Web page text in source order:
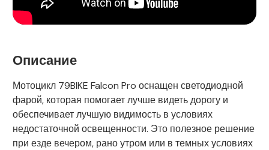
Описание
Мотоцикл 79BIKE Falcon Pro оснащен светодиодной
фарой, которая помогает лучше видеть дорогу и
обеспечивает лучшую видимость в условиях
недостаточной освещенности. Это полезное решение
при езде вечером, рано утром или в темных условиях